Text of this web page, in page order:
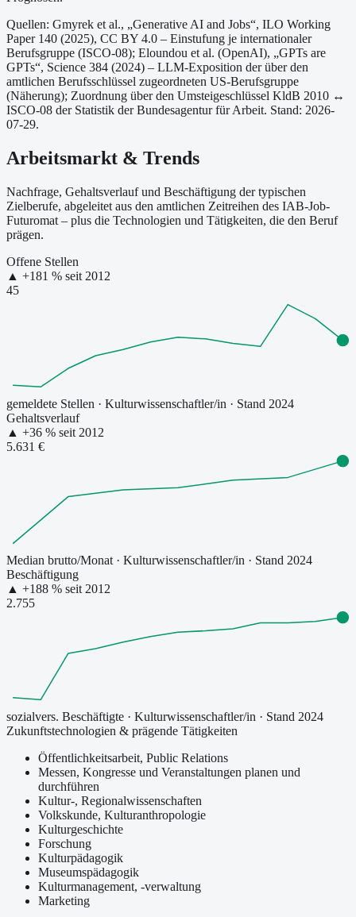
Quellen: Gmyrek et al., „Generative AI and Jobs“, ILO Working
Paper 140 (2025), CC BY 4.0 – Einstufung je internationaler
Berufsgruppe (ISCO-08); Eloundou et al. (OpenAI), „GPTs are
GPTs“, Science 384 (2024) – LLM-Exposition der über den
amtlichen Berufsschlüssel zugeordneten US-Berufsgruppe
(Näherung); Zuordnung über den Umsteigeschlüssel KldB 2010 ↔
ISCO-08 der Statistik der Bundesagentur für Arbeit. Stand: 2026-
07-29.
Arbeitsmarkt & Trends
Nachfrage, Gehaltsverlauf und Beschäftigung der typischen
Zielberufe, abgeleitet aus den amtlichen Zeitreihen des IAB-Job-
Futuromat – plus die Technologien und Tätigkeiten, die den Beruf
prägen.
Offene Stellen
▲ +181 % seit 2012
45
gemeldete Stellen · Kulturwissenschaftler/in · Stand 2024
Gehaltsverlauf
▲ +36 % seit 2012
5.631 €
Median brutto/Monat · Kulturwissenschaftler/in · Stand 2024
Beschäftigung
▲ +188 % seit 2012
2.755
sozialvers. Beschäftigte · Kulturwissenschaftler/in · Stand 2024
Zukunftstechnologien & prägende Tätigkeiten
Öffentlichkeitsarbeit, Public Relations
Messen, Kongresse und Veranstaltungen planen und
durchführen
Kultur-, Regionalwissenschaften
Volkskunde, Kulturanthropologie
Kulturgeschichte
Forschung
Kulturpädagogik
Museumspädagogik
Kulturmanagement, -verwaltung
Marketing